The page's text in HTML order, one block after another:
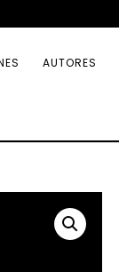
AUTORES